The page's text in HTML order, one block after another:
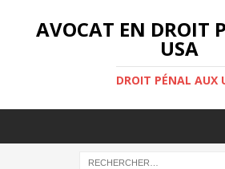
AVOCAT EN DROIT
USA
DROIT PÉNAL AUX